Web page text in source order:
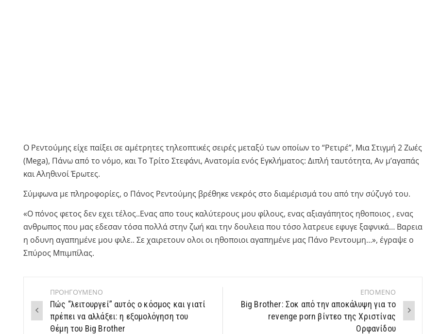
Ο Ρεντούμης είχε παίξει σε αμέτρητες τηλεοπτικές σειρές μεταξύ των οποίων το “Ρετιρέ”, Μια Στιγμή 2 Ζωές
(Mega), Πάνω από το νόμο, και Το Τρίτο Στεφάνι, Ανατομία ενός Εγκλήματος: Διπλή ταυτότητα, Αν μ’αγαπάς
και Αληθινοί Έρωτες.
Σύμφωνα με πληροφορίες, ο Πάνος Ρεντούμης βρέθηκε νεκρός στο διαμέρισμά του από την σύζυγό του.
«O πόνος φετος δεν εχει τέλος..Ενας απο τους καλύτερους μου φίλους, ενας αξιαγάπητος ηθοποιος , ενας
ανθρωπος που μας εδεσαν τόσα πολλά στην ζωή και την δουλεια που τόσο λατρευε εφυγε ξαφνικά… Βαρεια
η οδυνη αγαπημένε μου φιλε.. Σε χαιρετουν ολοι οι ηθοποιοι αγαπημένε μας Πάνο Ρεντουμη…», έγραψε ο
Σπύρος Μπιμπίλας.
Post
navigation
ΠΡΟΗΓΟΥΜΕΝΟ
Πώς “λειτουργεί” αυτός ο κόσμος και γιατί
πρέπει να αλλάξει: η εξομολόγηση του
Θέμη του Big Brother
ΕΠΟΜΕΝΟ
Big Brother: Σοκ από την αποκάλυψη για το
revenge porn βίντεο της Χριστίνας
Ορφανίδου